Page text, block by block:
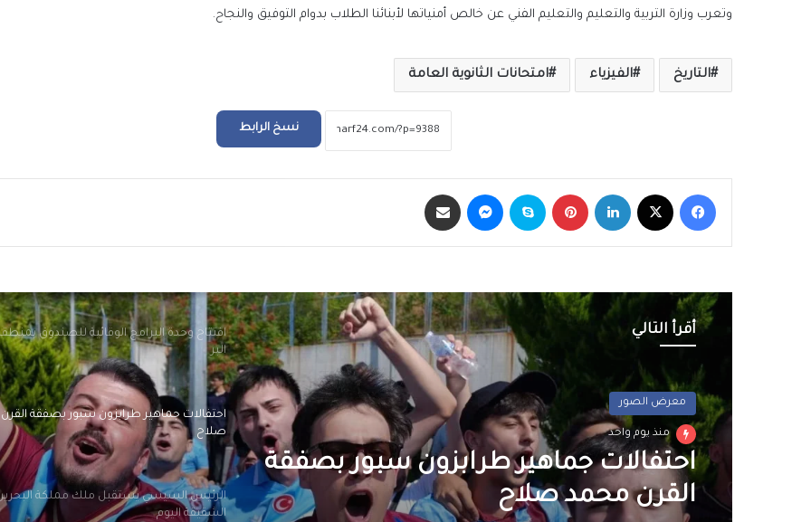
وتعرب وزارة التربية والتعليم والتعليم الفني عن خالص أمنياتها لأبنائنا الطلاب بدوام التوفيق والنجاح.
التاريخ الفيزياء امتحانات الثانوية العامة
نسخ الرابط
فيسبوك لينكدإن بينتيريست سكايب ماسنجر
أقرأ التالي
معرض الصور
منذ يوم واحد
احتفالات جماهير طرابزون سبور بصفقة
القرن محمد صلاح
التعليم العالي: انطلاق أعمال المرحلة الأولى
الإلكتروني للقبول بالجامعات الحكومية
افتتاح وحدة البرامج الوقائية للصندوق
البر
احتفالات جماهير طرابزون سبور بصفقة
صلاح
الرئيس السيسي يستقبل ملك مملكة
الشقيقة اليوم